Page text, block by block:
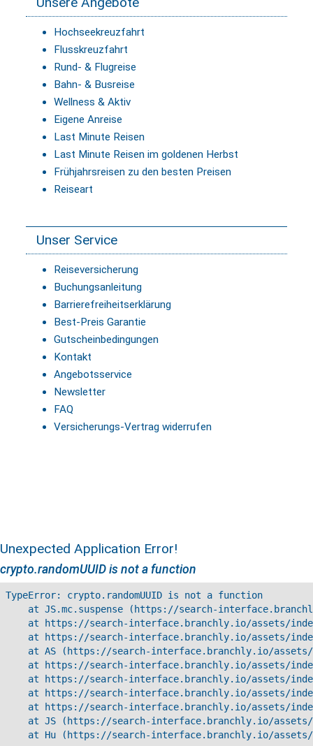
Hochseekreuzfahrt
Flusskreuzfahrt
Rund- & Flugreise
Bahn- & Busreise
Wellness & Aktiv
Eigene Anreise
Last Minute Reisen
Last Minute Reisen im goldenen Herbst
Frühjahrsreisen zu den besten Preisen
Reiseart
Unser Service
Reiseversicherung
Buchungsanleitung
Barrierefreiheitserklärung
Best-Preis Garantie
Gutscheinbedingungen
Kontakt
Angebotsservice
Newsletter
FAQ
Versicherungs-Vertrag widerrufen
Unexpected Application Error!
crypto.randomUUID is not a function
TypeError: crypto.randomUUID is not a function
at JS.mc.suspense (https://search-
at https://search-interface.branchly.io/assets/
at https://search-interface.branchly.io/assets/
at AS (https://search-interface.branchly.io/
at https://search-interface.branchly.io/assets/
at https://search-interface.branchly.io/assets/
at https://search-interface.branchly.io/assets/
at https://search-interface.branchly.io/assets/
at JS (https://search-interface.branchly.io/
at Hu (https://search-interface.branchly.io/